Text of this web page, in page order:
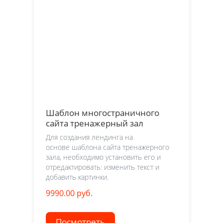
Шаблон многостраничного
сайта тренажерный зал
Для создания лендинга на
основе шаблона сайта тренажерного
зала, необходимо установить его и
отредактировать: изменить текст и
добавить картинки.
9990.00 руб.